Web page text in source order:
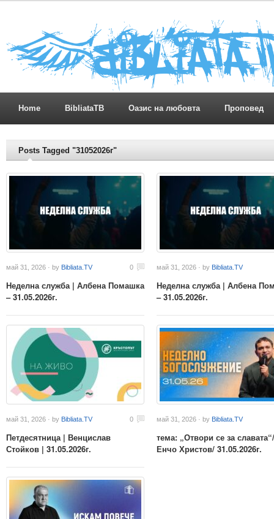
Home BibliataTB Оазис на любовта Проповед
Posts Tagged "31052026г"
май 31, 2026 · by Bibliata.TV 0
Неделна служба | Албена Помашка
– 31.05.2026г.
май 31, 2026 · by Bibliata.TV
Неделна служба | Албена
– 31.05.2026г.
май 31, 2026 · by Bibliata.TV 0
Петдесятница | Венцислав
Стойков | 31.05.2026г.
май 31, 2026 · by Bibliata.TV
тема: „Отвори се за
Енчо Христов/ 31.05.2026г.